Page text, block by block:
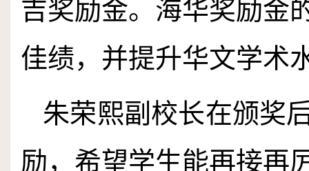
吉奖励金。海华奖励金
佳绩，并提升华文学术
朱荣熙副校长在颁奖
励，希望学生能再接再